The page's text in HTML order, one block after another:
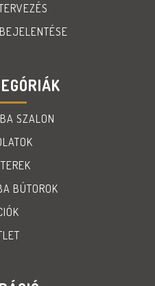
SZALON
BÚTOROK